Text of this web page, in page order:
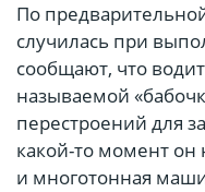
По
случилась при
сообщают, что
называемой
перестроений для
какой-то момент он
и многотонная